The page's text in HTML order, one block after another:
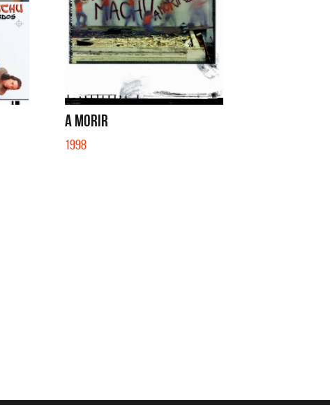
A MORIR
1998